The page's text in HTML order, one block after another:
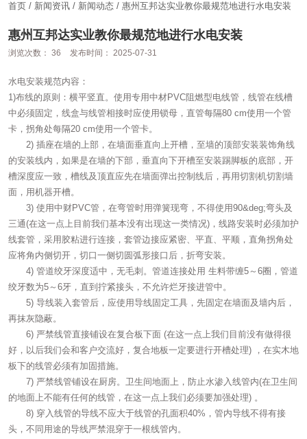
首页 / 新闻资讯 / 新闻动态 / 惠州互邦达实业教你最规范地进行水电安装
惠州互邦达实业教你最规范地进行水电安装
浏览次数： 36 发布时间： 2025-07-31
水电安装规范内容：
1)布线的原则：横平竖直。使用专用中材PVC阻燃型电线管，线管在线槽
中必须固定，线盒与线管相接时应使用锁母，直管每隔80 cm使用一个管
卡，拐角处每隔20 cm使用一个管卡。
2) 插座在墙的上部，在墙面垂直向上开槽，至墙的顶部安装装饰角线
的安装线内，如果是在墙的下部，垂直向下开槽至安装踢脚板的底部，开
槽深度应一致，槽线及顶直应先在墙面弹出控制线后，再用切割机切割墙
面，用机器开槽。
3) 使用中财PVC管，在弯管时用弹簧现弯，不得使用90&deg;弯头及
三通(在这一点上目前我们基本没有出现这一类情况)，线路安装时必须加护
线套管，采用胶粘进行连接，套管边接应紧密、平直、平顺，直角拐角处
应将角内侧切开，切口一侧切圆弧形接口后，折弯安装。
4) 管道绞牙深度适中，无毛刺。管道连接处用 生料带缠5～6圈，管道
绞牙数为5～6牙，直到拧紧接头，不允许烂牙接进管中。
5) 导线装入套管后，应使用导线固定工具，先固定在墙面及墙内后，
再抹灰隐蔽。
6) 严禁线管直接铺设在复合板下面 (在这一点上我们目前没有做得很
好，以后我们会和客户交流好，复合地板一定要进行开槽处理) ，在实木地
板下的线管必须有加固措施。
7) 严禁线管铺设在厨房。卫生间地面上，防止水渗入线管内(在卫生间
的地面上不能有任何的线管，在这一点上我们必须要加强处理) 。
8) 穿入线管的导线不应大于线管的孔面积40%，管内导线不得有接
头，不同用途的导线严禁混穿于一根线管内。